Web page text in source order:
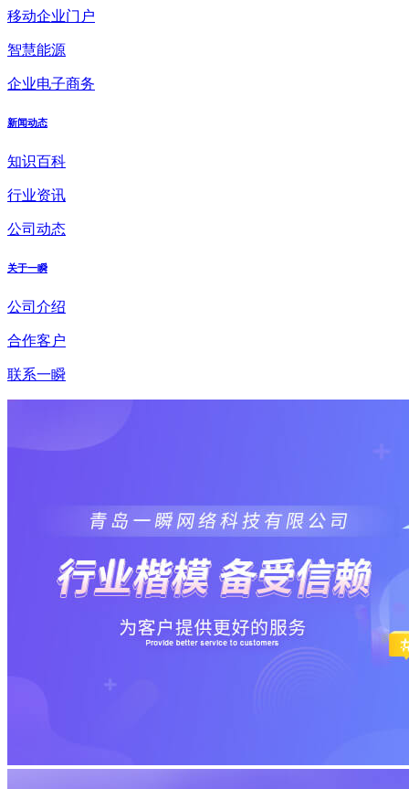
移动企业门户
智慧能源
企业电子商务
新闻动态
知识百科
行业资讯
公司动态
关于一瞬
公司介绍
合作客户
联系一瞬